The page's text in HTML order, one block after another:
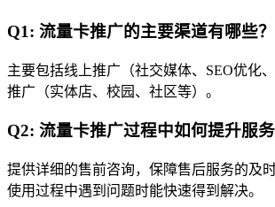
Q1: 流量卡推广的主要渠道有哪些？
主要包括线上推广（社交媒体、SEO优化
推广（实体店、校园、社区等）。
Q2: 流量卡推广过程中如何提升服务
提供详细的售前咨询，保障售后服务的及
使用过程中遇到问题时能快速得到解决。